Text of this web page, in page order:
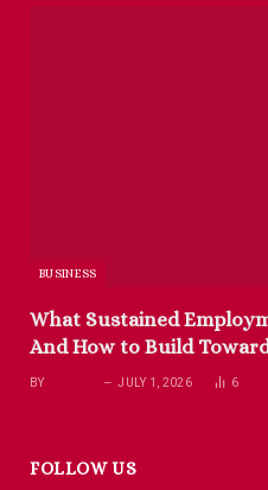
BUSINESS
What Sustained
And How to Build
BY JULY 1, 2026 6
FOLLOW US